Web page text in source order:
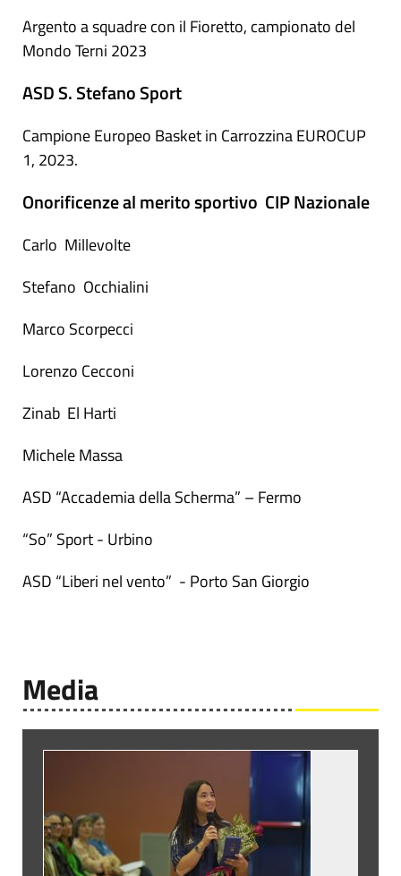
Argento a squadre con il Fioretto, campionato del
Mondo Terni 2023
ASD S. Stefano Sport
Campione Europeo Basket in Carrozzina EUROCUP
1, 2023.
Onorificenze al merito sportivo CIP Nazionale
Carlo Millevolte
Stefano Occhialini
Marco Scorpecci
Lorenzo Cecconi
Zinab El Harti
Michele Massa
ASD “Accademia della Scherma” – Fermo
“So” Sport - Urbino
ASD “Liberi nel vento” - Porto San Giorgio
Media